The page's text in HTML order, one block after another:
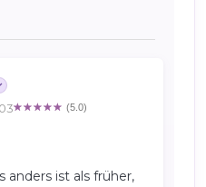
(5.0)
anders ist als früher,